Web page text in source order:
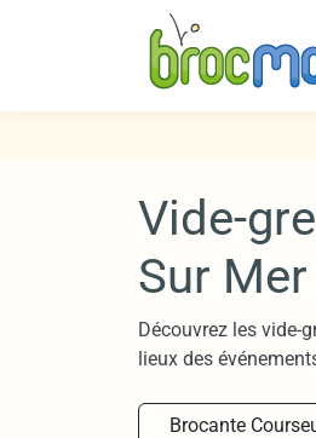
Vide-
Sur
Découvrez les vide-
lieux des
Brocante